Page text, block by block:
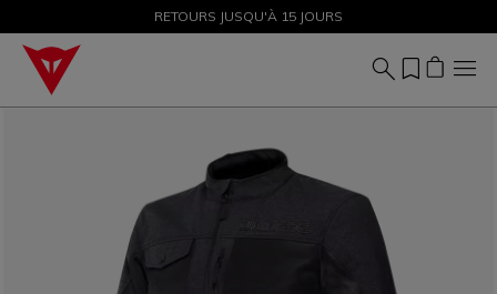
SOLDES JUSQU'À-50 % – ACHETEZ MAINTENANT
RETOURS JUSQU'À 15 JOURS